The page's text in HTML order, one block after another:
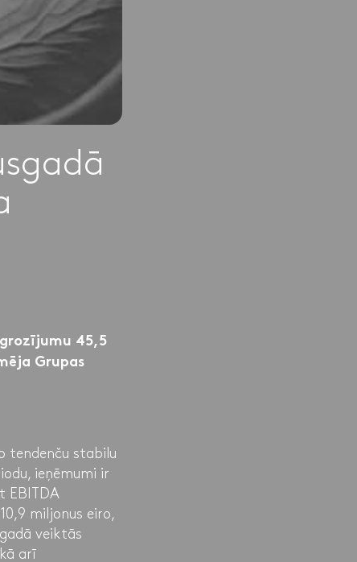
45,5
Grupas
tendenču stabilu
ieņēmumi ir
EBITDA
miljonus eiro,
veiktās
arī